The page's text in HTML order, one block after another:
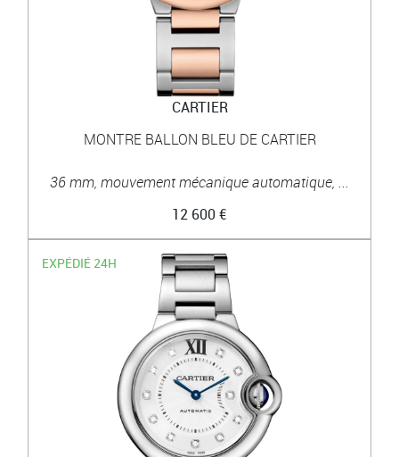
CARTIER
MONTRE BALLON BLEU DE CARTIER
36 mm, mouvement mécanique automatique, ...
12 600 €
EXPÉDIÉ 24H